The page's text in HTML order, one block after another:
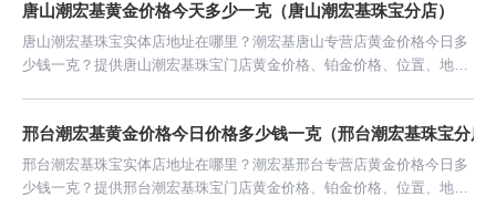
唐山潮宏基黄金价格今天多少一克（唐山潮宏基珠宝分店）
唐山潮宏基珠宝实体店地址在哪里？潮宏基唐山专营店黄金价格今日多
少钱一克？提供唐山潮宏基珠宝门店黄金价格、铂金价格、位置、地
邢台潮宏基黄金价格今日价格多少钱一克（邢台潮宏基珠宝分店
邢台潮宏基珠宝实体店地址在哪里？潮宏基邢台专营店黄金价格今日多
少钱一克？提供邢台潮宏基珠宝门店黄金价格、铂金价格、位置、地